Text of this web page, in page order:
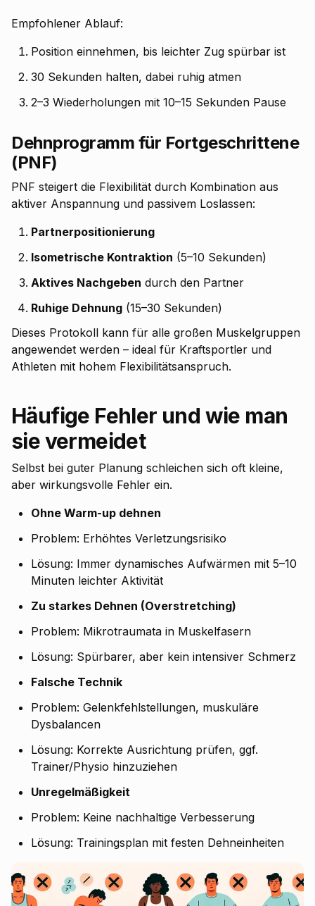
Empfohlener Ablauf:
Position einnehmen, bis leichter Zug spürbar ist
30 Sekunden halten, dabei ruhig atmen
2–3 Wiederholungen mit 10–15 Sekunden Pause
Dehnprogramm für Fortgeschrittene
(PNF)
PNF steigert die Flexibilität durch Kombination aus
aktiver Anspannung und passivem Loslassen:
Partnerpositionierung
Isometrische Kontraktion (5–10 Sekunden)
Aktives Nachgeben durch den Partner
Ruhige Dehnung (15–30 Sekunden)
Dieses Protokoll kann für alle großen Muskelgruppen
angewendet werden – ideal für Kraftsportler und
Athleten mit hohem Flexibilitätsanspruch.
Häufige Fehler und wie man
sie vermeidet
Selbst bei guter Planung schleichen sich oft kleine,
aber wirkungsvolle Fehler ein.
Ohne Warm-up dehnen
Problem: Erhöhtes Verletzungsrisiko
Lösung: Immer dynamisches Aufwärmen mit 5–10
Minuten leichter Aktivität
Zu starkes Dehnen (Overstretching)
Problem: Mikrotraumata in Muskelfasern
Lösung: Spürbarer, aber kein intensiver Schmerz
Falsche Technik
Problem: Gelenkfehlstellungen, muskuläre
Dysbalancen
Lösung: Korrekte Ausrichtung prüfen, ggf.
Trainer/Physio hinzuziehen
Unregelmäßigkeit
Problem: Keine nachhaltige Verbesserung
Lösung: Trainingsplan mit festen Dehneinheiten